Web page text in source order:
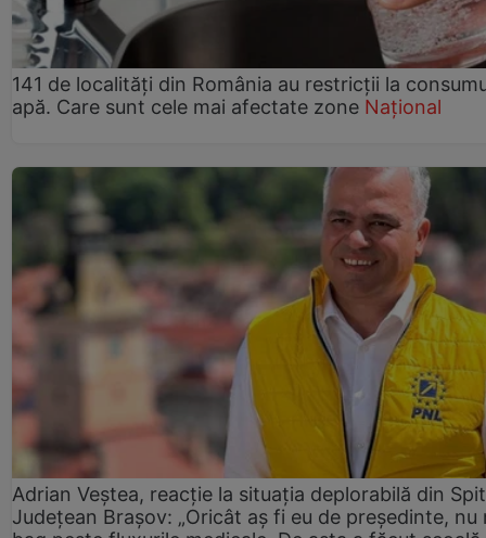
141 de localități din România au restricții la
apă. Care sunt cele mai afectate zone Național
Adrian Veștea, reacție la situația deplorabilă din
Județean Brașov: „Oricât aș fi eu de președinte, nu